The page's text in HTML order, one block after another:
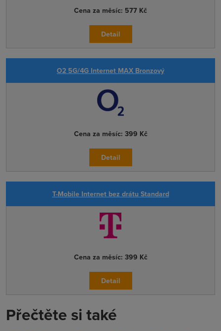
Cena za měsíc: 577 Kč
Detail
O2 5G/4G Internet MAX Bronzový
Cena za měsíc: 399 Kč
Detail
T-Mobile Internet bez drátu Standard
Cena za měsíc: 399 Kč
Detail
Přečtěte si také